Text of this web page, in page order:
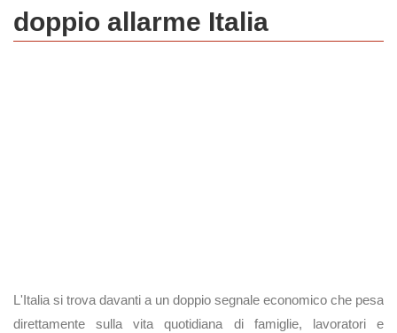
doppio allarme Italia
L'Italia si trova davanti a un doppio segnale economico che pesa
direttamente sulla vita quotidiana di famiglie, lavoratori e